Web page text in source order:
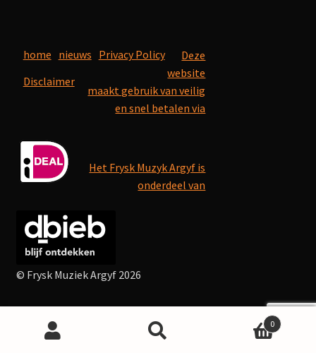
home nieuws Privacy Policy
Disclaimer
Deze
website
maakt gebruik van veilig
en snel betalen via
Het Frysk Muzyk Argyf is
onderdeel van
© Frysk Muziek Argyf 2026
0